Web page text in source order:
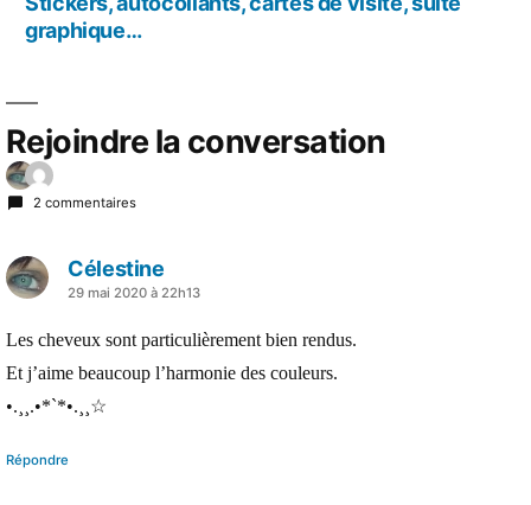
graphique…
Rejoindre la conversation
2 commentaires
Célestine
a
29 mai 2020 à 22h13
Les cheveux sont particulièrement bien rendus.
Et j’aime beaucoup l’harmonie des couleurs.
•.¸¸.•*`*•.¸¸☆
Répondre